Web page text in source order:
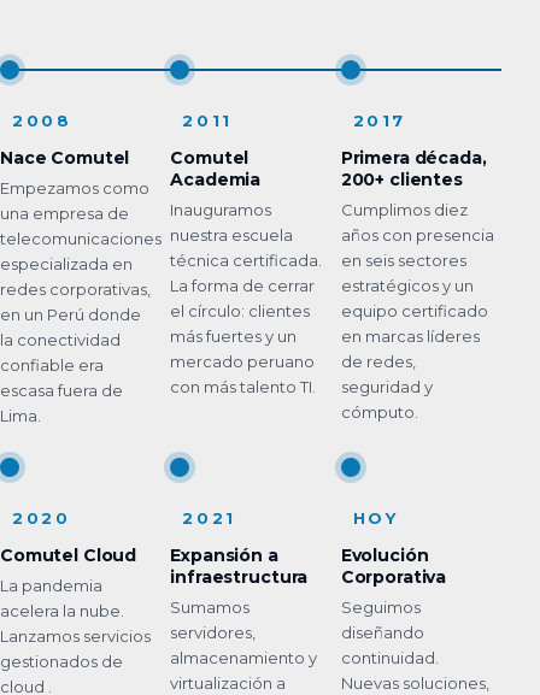
2008
Nace Comutel
Empezamos como
una empresa de
telecomunicaciones
especializada en
redes corporativas,
en un Perú donde
la conectividad
confiable era
escasa fuera de
Lima.
2011
Comutel
Academia
Inauguramos
nuestra escuela
técnica certificada.
La forma de cerrar
el círculo: clientes
más fuertes y un
mercado peruano
con más talento TI.
2017
Primera década,
200+ clientes
Cumplimos diez
años con presencia
en seis sectores
estratégicos y un
equipo certificado
en marcas líderes
de redes,
seguridad y
cómputo.
2020
Comutel Cloud
La pandemia
acelera la nube.
Lanzamos servicios
gestionados de
cloud .
2021
Expansión a
infraestructura
Sumamos
servidores,
almacenamiento y
virtualización a
HOY
Evolución
Corporativa
Seguimos
diseñando
continuidad.
Nuevas soluciones,